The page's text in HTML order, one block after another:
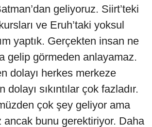
geliyoruz. Siirt’teki
ve Eruh’taki yoksul
yaptık. Gerçekten insan ne
gelip görmeden anlayamaz.
dolayı herkes merkeze
dolayı sıkıntılar çok fazladır.
çok şey geliyor ama
ancak bunu gerektiriyor. Daha